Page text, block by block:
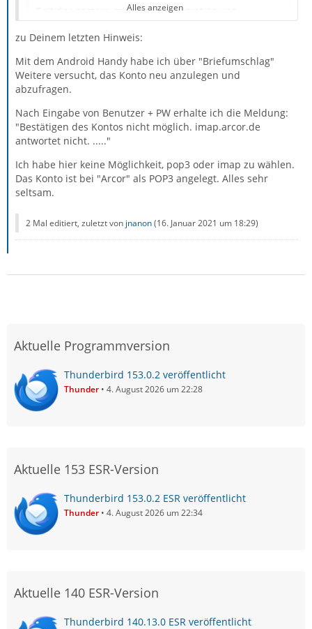
Seit der gestern mitgeteilten Migration von
Vodafone/Arcor-E-Mail-Konten kommt keine E-Mail
mehr an.
Es finden sich im Netz mehrere Berichte, wonach diese
Umstellung bei manchen Kunden zu Problemen geführt
hat, unabhängig vom verwendeten Mailclient. Auch hier
im Forum war erst kürzlich jemand.
Das Forums-Thema “Provider Arcor-Vodafone: Mail-
Server pop3.arcor.de antwortet: internal server
Wenn du verifizieren willst, ob es ein Problem auf
Serverseite ist, probiere es einfach mal mit einem
anderen Mailprogramm, z.B. mit Windows Mail oder
einem am Smartphone (aber nicht mit einer App von
Vodafone).
anscheinend funktionierenden Webclient benutzen.
Alles anzeigen
zu Deinem letzten Hinweis:
Mit dem Android Handy habe ich über "Briefumschlag"
Weitere versucht, das Konto neu anzulegen und
abzufragen.
Nach Eingabe von Benutzer + PW erhalte ich die Meldung:
"Bestätigen des Kontos nicht möglich. imap.arcor.de
antwortet nicht. ....."
Ich habe hier keine Möglichkeit, pop3 oder imap zu wählen.
Das Konto ist bei "Arcor" als POP3 angelegt. Alles sehr
seltsam.
2 Mal editiert, zuletzt von jnanon(16. Januar 2021 um 18:29)
Aktuelle Programmversion
Thunderbird 153.0.2 veröffentlicht
Thunder 4. August 2026 um 22:28
Aktuelle 153 ESR-Version
Thunderbird 153.0.2 ESR veröffentlicht
Thunder 4. August 2026 um 22:34
Aktuelle 140 ESR-Version
Thunderbird 140.13.0 ESR veröffentlicht